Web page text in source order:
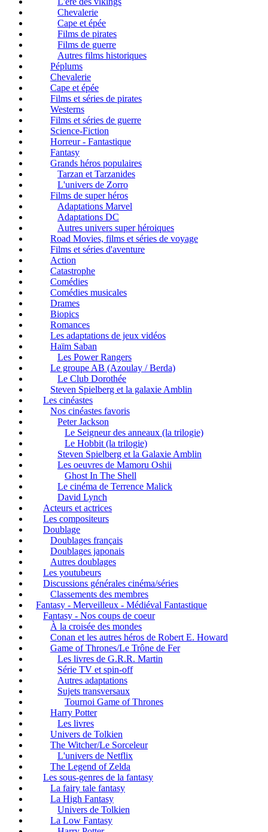
Chevalerie
Cape et épée
Films de pirates
Films de guerre
Autres films historiques
Péplums
Chevalerie
Cape et épée
Films et séries de pirates
Westerns
Films et séries de guerre
Science-Fiction
Horreur - Fantastique
Fantasy
Grands héros populaires
Tarzan et Tarzanides
L'univers de Zorro
Films de super héros
Adaptations Marvel
Adaptations DC
Autres univers super héroiques
Road Movies, films et séries de voyage
Films et séries d'aventure
Action
Catastrophe
Comédies
Comédies musicales
Drames
Biopics
Romances
Les adaptations de jeux vidéos
Haïm Saban
Les Power Rangers
Le groupe AB (Azoulay / Berda)
Le Club Dorothée
Steven Spielberg et la galaxie Amblin
Les cinéastes
Nos cinéastes favoris
Peter Jackson
Le Seigneur des anneaux (la trilogie)
Le Hobbit (la trilogie)
Steven Spielberg et la Galaxie Amblin
Les oeuvres de Mamoru Oshii
Ghost In The Shell
Le cinéma de Terrence Malick
David Lynch
Acteurs et actrices
Les compositeurs
Doublage
Doublages français
Doublages japonais
Autres doublages
Les youtubeurs
Discussions générales cinéma/séries
Classements des membres
Fantasy - Merveilleux - Médiéval Fantastique
Fantasy - Nos coups de coeur
À la croisée des mondes
Conan et les autres héros de Robert E. Howard
Game of Thrones/Le Trône de Fer
Les livres de G.R.R. Martin
Série TV et spin-off
Autres adaptations
Sujets transversaux
Tournoi Game of Thrones
Harry Potter
Les livres
Univers de Tolkien
The Witcher/Le Sorceleur
L'univers de Netflix
The Legend of Zelda
Les sous-genres de la fantasy
La fairy tale fantasy
La High Fantasy
Univers de Tolkien
La Low Fantasy